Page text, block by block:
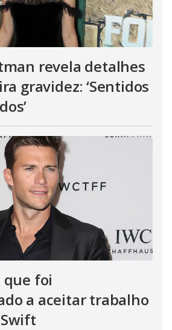
revela detalhes
gravidez: ‘Sentidos
foi
a aceitar trabalho